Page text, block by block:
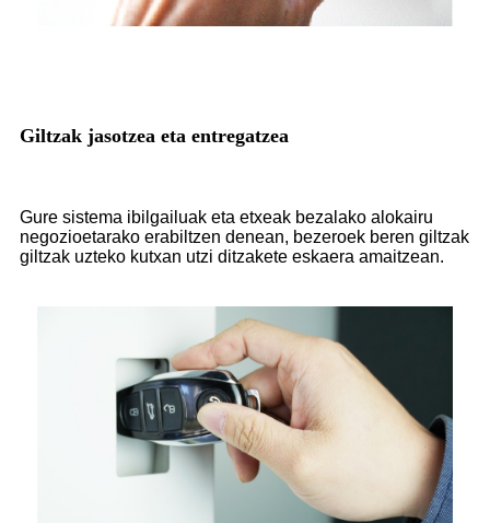
Giltzak jasotzea eta entregatzea
Gure sistema ibilgailuak eta etxeak bezalako alokairu
negozioetarako erabiltzen denean, bezeroek beren giltzak
giltzak uzteko kutxan utzi ditzakete eskaera amaitzean.